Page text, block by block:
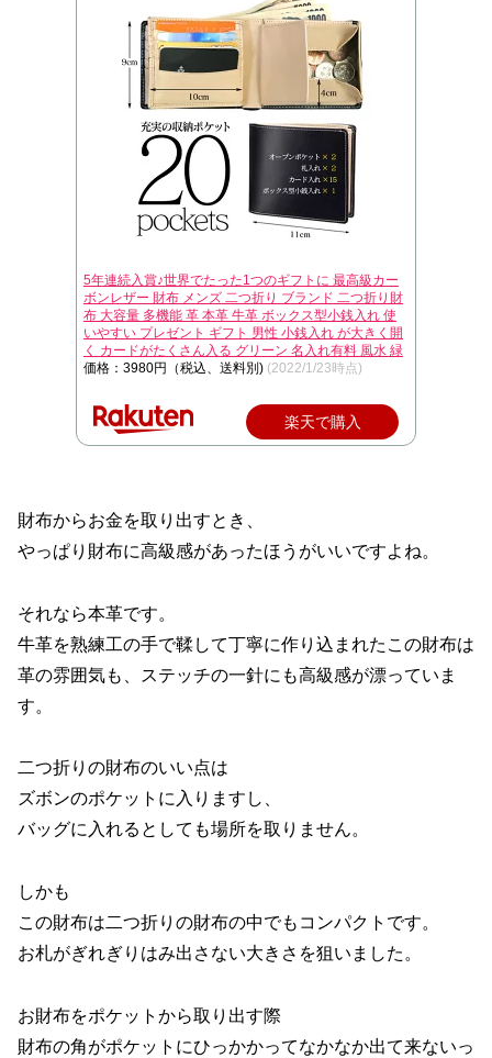
5年連続入賞♪世界でたった1つのギフトに 最高級カー
ボンレザー 財布 メンズ 二つ折り ブランド 二つ折り財
布 大容量 多機能 革 本革 牛革 ボックス型小銭入れ 使
いやすい プレゼント ギフト 男性 小銭入れ が大きく開
く カードがたくさん入る グリーン 名入れ有料 風水 緑
価格：3980円（税込、送料別) (2022/1/23時点)
楽天で購入
財布からお金を取り出すとき、
やっぱり財布に高級感があったほうがいいですよね。
それなら本革です。
牛革を熟練工の手で鞣して丁寧に作り込まれたこの財布は
革の雰囲気も、ステッチの一針にも高級感が漂っていま
す。
二つ折りの財布のいい点は
ズボンのポケットに入りますし、
バッグに入れるとしても場所を取りません。
しかも
この財布は二つ折りの財布の中でもコンパクトです。
お札がぎれぎりはみ出さない大きさを狙いました。
お財布をポケットから取り出す際
財布の角がポケットにひっかかってなかなか出て来ないっ